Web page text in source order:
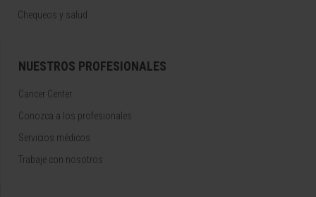
Chequeos y salud
NUESTROS PROFESIONALES
Cancer Center
Conozca a los profesionales
Servicios médicos
Trabaje con nosotros